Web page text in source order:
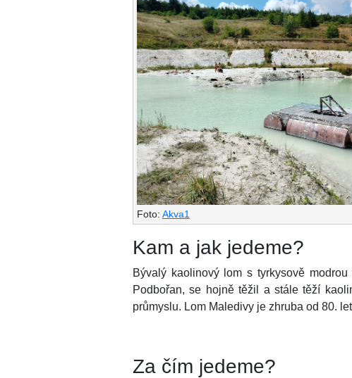
Foto: Akva1
Kam a jak jedeme?
Bývalý kaolinový lom s tyrkysově
Podbořan, se hojně těžil a stále těží
průmyslu. Lom Maledivy je zhruba od 80.
Za čím jedeme?